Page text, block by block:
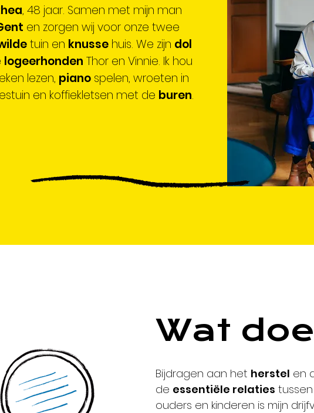
, 48 jaar. Samen met mijn man
en zorgen wij voor onze twee
tuin en knusse huis. We zijn dol
logeerhonden Thor en Vinnie. Ik hou
lezen, piano spelen, wroeten in
en koffiekletsen met de buren.
Wat
Bijdragen aan het herstel en
de essentiële relaties
ouders en kinderen is mijn